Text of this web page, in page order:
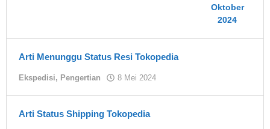
Arti Menunggu Status Resi Tokopedia
Ekspedisi, Pengertian 8 Mei 2024
Arti Status Shipping Tokopedia